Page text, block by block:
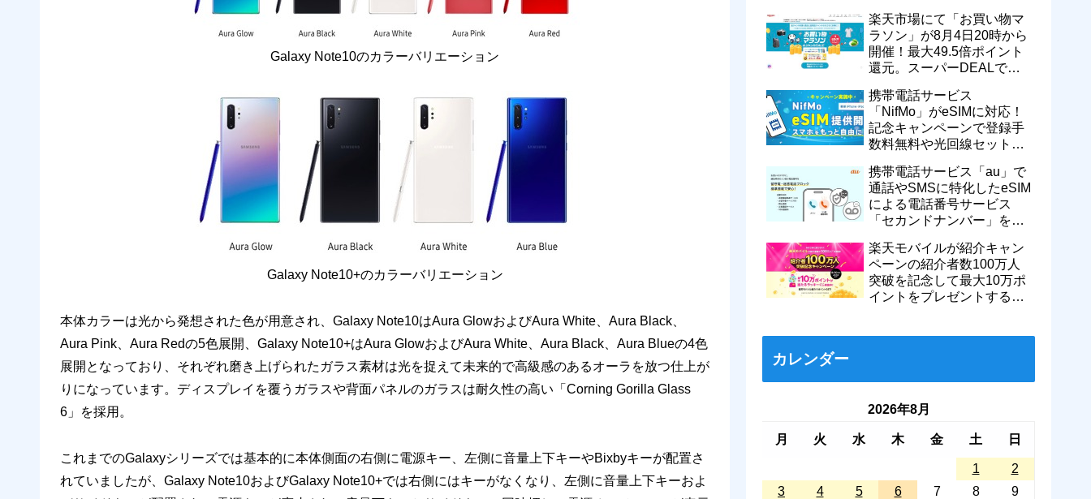
Galaxy Note10のカラーバリエーション
Galaxy Note10+のカラーバリエーション
本体カラーは光から発想された色が用意され、Galaxy Note10はAura GlowおよびAura White、Aura Black、
Aura Pink、Aura Redの5色展開、Galaxy Note10+はAura GlowおよびAura White、Aura Black、Aura Blueの4色
展開となっており、それぞれ磨き上げられたガラス素材は光を捉えて未来的で高級感のあるオーラを放つ仕上が
りになっています。ディスプレイを覆うガラスや背面パネルのガラスは耐久性の高い「Corning Gorilla Glass
6」を採用。
これまでのGalaxyシリーズでは基本的に本体側面の右側に電源キー、左側に音量上下キーやBixbyキーが配置さ
れていましたが、Galaxy Note10およびGalaxy Note10+では右側にはキーがなくなり、左側に音量上下キーおよ
に
楽天市場にて「お買い物マ
ラソン」が8月4日20時から
開催！最大49.5倍ポイント
還元。スーパーDEALで
など
携帯電話サービス
「NifMo」がeSIMに対応！
記念キャンペーンで登録手
数料無料や光回線セットで
770円割引に
携帯電話サービス「au」で
通話やSMSに特化したeSIM
による電話番号サービス
「セカンドナンバー」を提
番などに対応
楽天モバイルが紹介キャン
ペーンの紹介者数100万人
突破を記念して最大10万ポ
イントをプレゼントするキ
カレンダー
2026年8月
月 火 水 木 金 土 日
1
2
3
4 5 6 7 8 9